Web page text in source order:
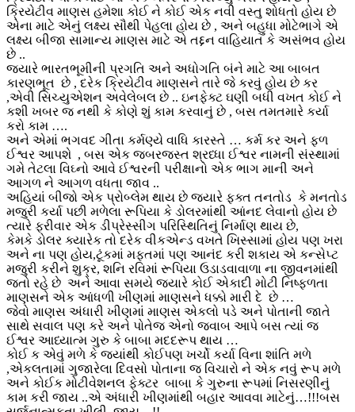
ક્રિયેટીવ માણસ હમેશા કોઈ ને કોઈ એક નવી વસ્તુ શોધતો હોય છે
એના માટે એનું લક્ષ્ય સૌથી પેહલા હોય છે , અને બહુધા મોટેભાગે એ
લક્ષ્ય બીજા સામાન્ય માણસ માટે એ તદ્દન વાહિયાત કે અસંભવ હોય
છે ..
જયારે ભારતભૂમીની પ્રગતિ અને અધોગતિ બંને માટે આ બાબત
કારણભૂત છે , દરેક ક્રિયેટીવ માણસને તારે જે કરવું હોય છે કર
,એવી સિચ્યુએશન અવેલેબલ છે .. ઇનફેક્ટ ઘણી બધી વખત કોઈ ને
કશી ખબર જ નથી કે કોણે શું કામ કરવાનું છે , બસ તમતમારે કર્યા
કરો કામ ….
અને એમાં ભગવદ ગીતા કર્મણ્યે વાધિ કારસ્તે … કર્મ કર અને ફળ
ઈશ્વર આપશે , બસ એક જબરજસ્ત શ્રધ્ધા ઈશ્વર નામની સંસ્થામાં
ગમે તેટલા વિઘ્નો આવે ઈશ્વરની પરીક્ષાનો એક ભાગ માની અને
આગળ ને આગળ વધતા જાવ ..
અહિયાં બીજો એક પ્રોબ્લેમ થાય છે જયારે ફક્ત તનતોડ કે મનતોડ
મજુરી કર્યા પછી મળેલા રૂપિયા કે ડોલરમાંથી આંનદ લેવાનો હોય છે
ત્યારે ફરીવાર એક ડીપ્રેસ્સીગ પરિસ્થિતિનું નિર્માણ થાય છે,
કેમકે ડોલર ક્યારેક તો દરેક વીકએન્ડ વખતે ખિસ્સામાં હોય પણ ખરા
અને ના પણ હોય,ટૂંકમાં મફતમાં પણ આનંદ કરી શકાય એ કન્સેપ્ટ
મજુરી કરીને શુક્ર, શનિ રવિમાં રૂપિયા ઉડાડવાવાળા ના જીવનમાંથી
જતો રહે છે અને આવા સમયે જયારે કોઈ એકાદી મોટી નિષ્ફળતા
માણસને એક આંધળી ખીણમાં માણસને ધક્કો મારી દે છે …
જેવો માણસ અંધારી ખીણમાં માણસ એકલો પડે અને પોતાની જાતે
સાથે સવાલ પણ કરે અને પોતેજ એનો જવાબ આપે બસ ત્યાં જ
ઈશ્વર આધ્યાત્મ ગુરુ કે બાબા મદદરૂપ થાય …
કોઈ ક એવું મળે કે જ્યાંથી કોઈપણ ખર્ચો કર્યા વિના શાંતિ મળે
,એકલતામાં ગુજારેલા દિવસો પોતાના જ વિચારો ને એક નવું રૂપ મળે
અને કોઈક મોટીવેશનલ ફેક્ટર બાબા કે ગુરુના રૂપમાં નિસરણીનું
કામ કરી જાય ..એ અંધારી ખીણમાંથી બહાર આવવા માટેનું…!!!બસ